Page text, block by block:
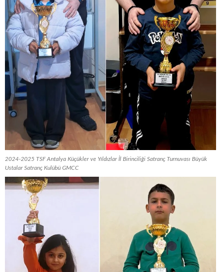
2024-2025 TSF Antalya Küçükler ve Yıldızlar İl Birinciliği Satranç Turnuvası Büyük
Ustalar Satranç Kulübü GMCC